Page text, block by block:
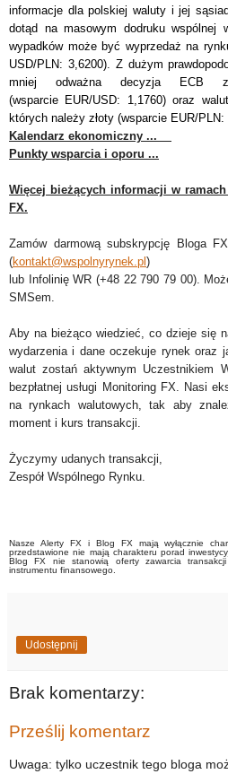
informacje dla polskiej waluty i jej
dotąd na masowym dodruku wspólnej
wypadków może być wyprzedaż na
USD/PLN: 3,6200). Z dużym
mniej odważna decyzja ECB
(wsparcie EUR/USD: 1,1760) oraz
których należy złoty (wsparcie EUR/PLN:
Kalendarz ekonomiczny ...
Punkty wsparcia i oporu ...
Więcej bieżących informacji w
FX.
Zamów darmową subskrypcję Bloga
(kontakt@wspolnyrynek.pl)
lub Infolinię WR (+48 22 790 79 00).
SMSem.
Aby na bieżąco wiedzieć, co dzieje się
wydarzenia i dane oczekuje rynek oraz
walut zostań aktywnym Uczestnikiem
bezpłatnej usługi Monitoring FX. Nasi
na rynkach walutowych, tak aby
moment i kurs transakcji.
Życzymy udanych transakcji,
Zespół Wspólnego Rynku.
Nasze Alerty FX i Blog FX mają wyłącznie
przedstawione nie mają charakteru porad
Blog FX nie stanowią oferty zawarcia
instrumentu finansowego.
Udostępnij
Brak komentarzy:
Prześlij komentarz
Uwaga: tylko uczestnik tego bloga